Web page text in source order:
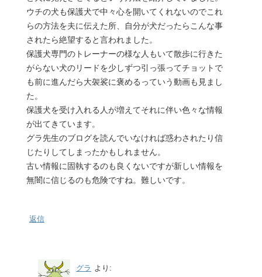
ウチの犬も保護犬で中々心を開いてくれないのでこれ
らの方法を夫に伝えた所、自分が犬だったらこんな事
されたら絶望すると言われました。
保護犬専門のトレーナーの様な人もいて散歩に行きた
がらない犬のリードを少しずつ引っ張ってチョットで
も前に進んだら大袈裟に褒めるっていう動画も見まし
た。
保護犬を受け入れる人が増えてそれに伴い色々な情報
が出てきています。
グラ先生のブログを読んでいなければ惑わされたり信
じたりしてしまったかもしれません。
古い情報に固執するのも良くないですが新しい情報を
無闇に信じるのも危険ですね。難しいです。
返信
グラ より: